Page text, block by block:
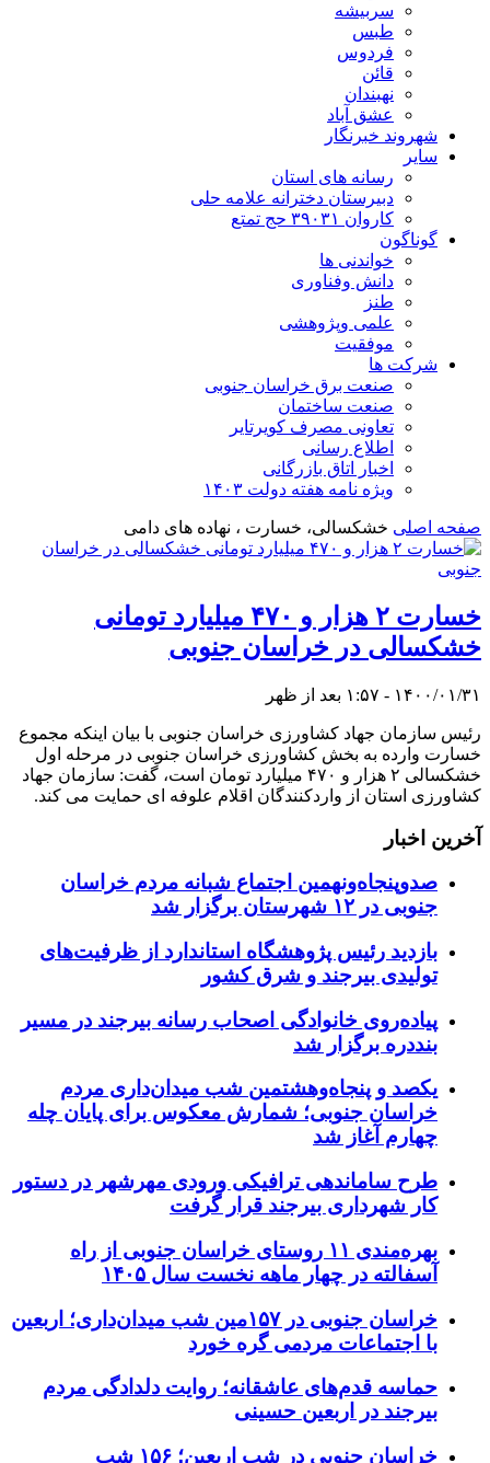
سربیشه
طبس
فردوس
قائن
نهبندان
عشق آباد
شهروند خبرنگار
سایر
رسانه های استان
دبیرستان دخترانه علامه حلی
کاروان ۳۹۰۳۱ حج تمتع
گوناگون
خواندنی ها
دانش وفناوری
طنز
علمی وپژوهشی
موفقیت
شرکت ها
صنعت برق خراسان جنوبی
صنعت ساختمان
تعاونی مصرف کویرتایر
اطلاع رسانی
اخبار اتاق بازرگانی
ویژه نامه هفته دولت ۱۴۰۳
صفحه اصلی خشکسالی، خسارت ، نهاده های دامی
خسارت ۲ هزار و ۴۷۰ میلیارد تومانی
خشکسالی در خراسان جنوبی
۱۴۰۰/۰۱/۳۱ - ۱:۵۷ بعد از ظهر
رئیس سازمان جهاد کشاورزی خراسان جنوبی با بیان اینکه مجموع
خسارت وارده به بخش کشاورزی خراسان جنوبی در مرحله اول
خشکسالی ۲ هزار و ۴۷۰ میلیارد تومان است، گفت: سازمان جهاد
کشاورزی استان از واردکنندگان اقلام علوفه ای حمایت می کند.
آخرین اخبار
صدوپنجاه‌ونهمین اجتماع شبانه مردم خراسان
جنوبی در ۱۲ شهرستان برگزار شد
بازدید رئیس پژوهشگاه استاندارد از ظرفیت‌های
تولیدی بیرجند و شرق کشور
پیاده‌روی خانوادگی اصحاب رسانه بیرجند در مسیر
بنددره برگزار شد
یکصد و پنجاه‌وهشتمین شب میدان‌داری مردم
خراسان جنوبی؛ شمارش معکوس برای پایان چله
چهارم آغاز شد
طرح ساماندهی ترافیکی ورودی مهرشهر در دستور
کار شهرداری بیرجند قرار گرفت
بهره‌مندی ۱۱ روستای خراسان جنوبی از راه
آسفالته در چهار ماهه نخست سال ۱۴۰۵
خراسان جنوبی در ۱۵۷مین شب میدان‌داری؛ اربعین
با اجتماعات مردمی گره خورد
حماسه قدم‌های عاشقانه؛ روایت دلدادگی مردم
بیرجند در اربعین حسینی
خراسان جنوبی در شب اربعین؛ ۱۵۶ شب